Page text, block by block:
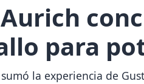
para
la experiencia de